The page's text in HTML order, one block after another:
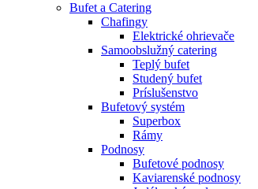
Bufet a Catering
Chafingy
Elektrické ohrievače
Samoobslužný catering
Teplý bufet
Studený bufet
Príslušenstvo
Bufetový systém
Superbox
Rámy
Podnosy
Bufetové podnosy
Kaviarenské podnosy